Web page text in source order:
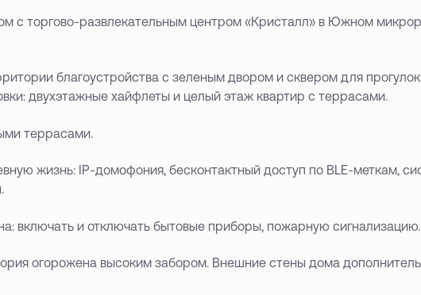
торгово-развлекательным центром «Кристалл» в Южном
благоустройства с зеленым двором и сквером для
двухэтажные хайфлеты и целый этаж квартир с террасами.
террасами.
жизнь: IP-домофония, бесконтактный доступ по BLE-меткам,
включать и отключать бытовые приборы, пожарную сигнализацию.
огорожена высоким забором. Внешние стены дома